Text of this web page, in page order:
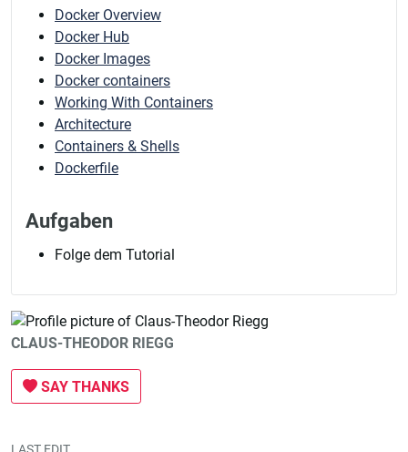
Docker Overview
Docker Hub
Docker Images
Docker containers
Working With Containers
Architecture
Containers & Shells
Dockerfile
Aufgaben
Folge dem Tutorial
CLAUS-THEODOR RIEGG
SAY THANKS